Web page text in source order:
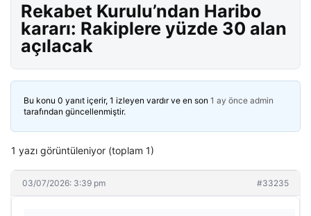
Rekabet Kurulu’ndan Haribo
kararı: Rakiplere yüzde 30 alan
açılacak
Bu konu 0 yanıt içerir, 1 izleyen vardır ve en son 1 ay önce admin
tarafından güncellenmiştir.
1 yazı görüntüleniyor (toplam 1)
03/07/2026: 3:39 pm #33235